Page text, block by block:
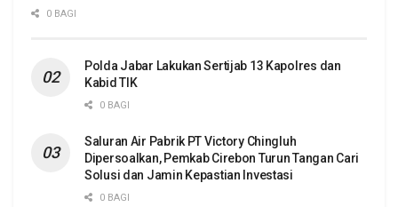
0 BAGI
Polda Jabar Lakukan Sertijab 13 Kapolres dan
Kabid TIK
0 BAGI
Saluran Air Pabrik PT Victory Chingluh
Dipersoalkan, Pemkab Cirebon Turun Tangan Cari
Solusi dan Jamin Kepastian Investasi
0 BAGI